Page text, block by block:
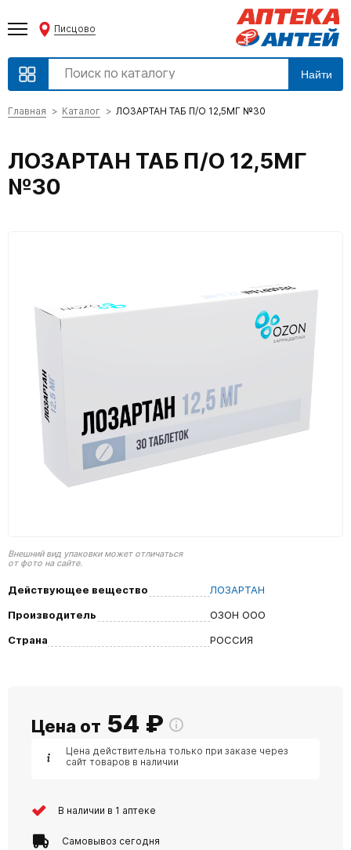
Писцово
Найти
Главная Каталог ЛОЗАРТАН ТАБ П/О 12,5МГ №30
ЛОЗАРТАН ТАБ П/О 12,5МГ
№30
Внешний вид упаковки может отличаться
от фото на сайте.
Действующее вещество
ЛОЗАРТАН
Производитель
ОЗОН ООО
Страна
РОССИЯ
Цена от 54 ₽
Цена действительна только при заказе через
сайт товаров в наличии
В наличии в 1 аптеке
Самовывоз сегодня